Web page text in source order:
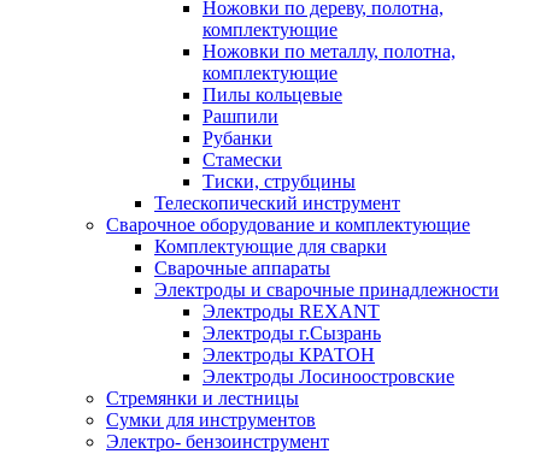
Ножовки по дереву, полотна,
комплектующие
Ножовки по металлу, полотна,
комплектующие
Пилы кольцевые
Рашпили
Рубанки
Стамески
Тиски, струбцины
Телескопический инструмент
Сварочное оборудование и комплектующие
Комплектующие для сварки
Сварочные аппараты
Электроды и сварочные принадлежности
Электроды REXANT
Электроды г.Сызрань
Электроды КРАТОН
Электроды Лосиноостровские
Стремянки и лестницы
Сумки для инструментов
Электро- бензоинструмент